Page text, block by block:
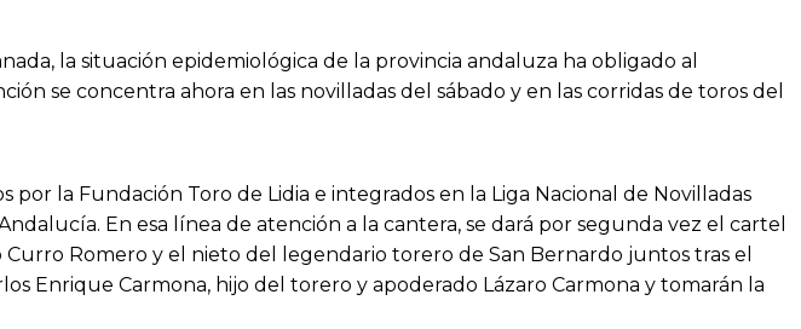
la situación epidemiológica de la provincia andaluza ha obligado al
se concentra ahora en las novilladas del sábado y en las corridas de toros del
la Fundación Toro de Lidia e integrados en la Liga Nacional de Novilladas
En esa línea de atención a la cantera, se dará por segunda vez el cartel
Romero y el nieto del legendario torero de San Bernardo juntos tras el
Enrique Carmona, hijo del torero y apoderado Lázaro Carmona y tomarán la